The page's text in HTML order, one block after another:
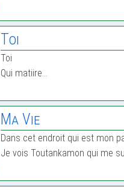
Toi
Toi
Qui matiire…
Ma Vie
Dans cet endroit qui est mon
Je vois Toutankamon qui me